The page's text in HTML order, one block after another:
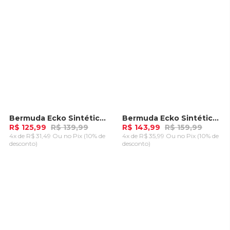
-10%
Bermuda Ecko Sintética Preta
R$ 125,99 R$ 139,99
4x de R$ 31,49 Ou no Pix (10% de
desconto)
-10%
Bermuda Ecko Sintética Preta
R$ 143,99 R$ 159,99
4x de R$ 35,99 Ou no Pix (10% de
desconto)